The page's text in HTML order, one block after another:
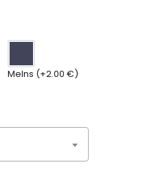
Melns (+2.00 €)